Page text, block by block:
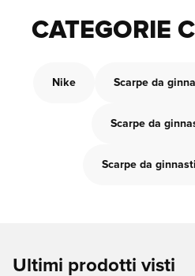
CATEGORIE
Nike Scarpe da
Scarpe da
Scarpe da
Ultimi prodotti visti